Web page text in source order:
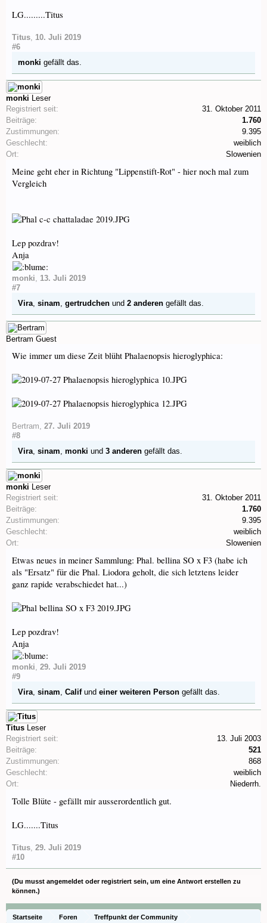
LG.........Titus
Titus, 10. Juli 2019
#6
monki gefällt das.
monki Leser
Registriert seit:
31. Oktober 2011
Beiträge:
1.760
Zustimmungen:
9.395
Geschlecht:
weiblich
Ort:
Slowenien
Meine geht eher in Richtung "Lippenstift-Rot" - hier noch mal zum
Vergleich
Lep pozdrav!
Anja
monki, 13. Juli 2019
#7
Vira, sinam, gertrudchen und 2 anderen gefällt das.
Bertram Guest
Wie immer um diese Zeit blüht Phalaenopsis hieroglyphica:
Bertram, 27. Juli 2019
#8
Vira, sinam, monki und 3 anderen gefällt das.
monki Leser
Registriert seit:
31. Oktober 2011
Beiträge:
1.760
Zustimmungen:
9.395
Geschlecht:
weiblich
Ort:
Slowenien
Etwas neues in meiner Sammlung: Phal. bellina SO x F3 (habe ich
als "Ersatz" für die Phal. Liodora geholt, die sich letztens leider
ganz rapide verabschiedet hat...)
Lep pozdrav!
Anja
monki, 29. Juli 2019
#9
Vira, sinam, Califund einer weiteren Person gefällt das.
Titus Leser
Registriert seit:
13. Juli 2003
Beiträge:
521
Zustimmungen:
868
Geschlecht:
weiblich
Ort:
Niederrh.
Tolle Blüte - gefällt mir ausserordentlich gut.
LG.......Titus
Titus, 29. Juli 2019
#10
(Du musst angemeldet oder registriert sein, um eine Antwort erstellen zu
können.)
Startseite Foren Treffpunkt der Community